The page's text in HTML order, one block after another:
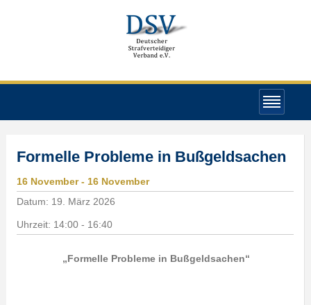
Formelle Probleme in Bußgeldsachen
16 November - 16 November
Datum: 19. März 2026
Uhrzeit: 14:00 - 16:40
„Formelle Probleme in Bußgeldsachen“